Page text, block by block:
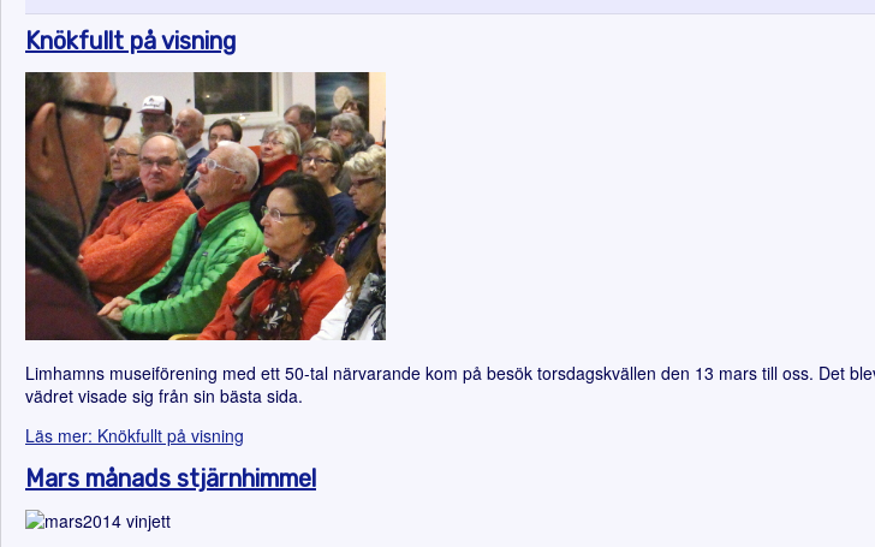
Knökfullt på visning
Limhamns museiförening med ett 50-tal närvarande kom på besök torsdagskvällen den 13 mars till oss. Det
vädret visade sig från sin bästa sida.
Läs mer: Knökfullt på visning
Mars månads stjärnhimmel